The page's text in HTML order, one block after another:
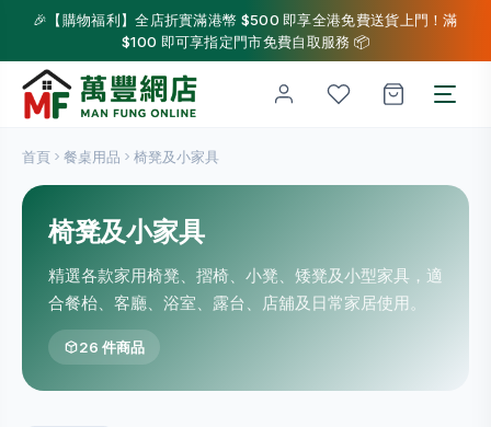
🎉【購物福利】全店折實滿港幣 $500 即享全港免費送貨上門！滿
$100 即可享指定門市免費自取服務 📦
首頁 餐桌用品 椅凳及小家具
椅凳及小家具
精選各款家用椅凳、摺椅、小凳、矮凳及小型家具，適
合餐枱、客廳、浴室、露台、店舖及日常家居使用。
26 件商品